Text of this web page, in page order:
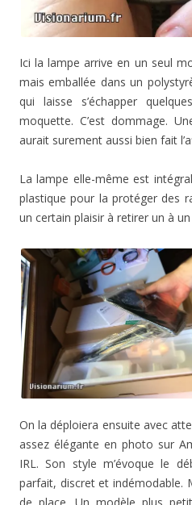
Ici la lampe arrive en un seul
mais emballée dans un
qui laisse s’échapper
moquette. C’est dommage.
aurait surement aussi bien fait
La lampe elle-même est
plastique pour la protéger des
un certain plaisir à retirer un à un
On la déploiera ensuite avec
assez élégante en photo sur
IRL. Son style m’évoque le
parfait, discret et indémodable.
de place. Un modèle plus